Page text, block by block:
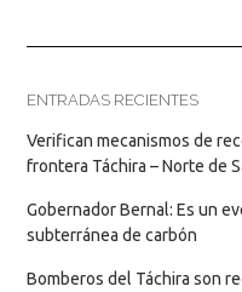
ENTRADAS RECIENTES
Verifican mecanismos de
frontera Táchira – Norte de
Gobernador Bernal: Es un
subterránea de carbón
Bomberos del Táchira son